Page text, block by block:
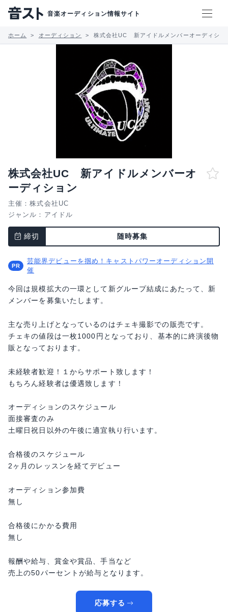
音楽オーディション情報サイト
ホーム オーディション 株式会社UC 新アイドルメンバーオーディショ
株式会社UC 新アイドルメンバーオ
ーディション
主催：株式会社UC
ジャンル： アイドル
締切 随時募集
芸能界デビューを掴め！キャストパワーオーディション開
催
今回は規模拡大の一環として新グループ結成にあたって、新
メンバーを募集いたします。
主な売り上げとなっているのはチェキ撮影での販売です。
チェキの値段は一枚1000円となっており、基本的に終演後物
販となっております。
未経験者歓迎！１からサポート致します！
もちろん経験者は優遇致します！
オーディションのスケジュール
面接審査のみ
土曜日祝日以外の午後に適宜執り行います。
合格後のスケジュール
2ヶ月のレッスンを経てデビュー
オーディション参加費
無し
合格後にかかる費用
無し
報酬や給与、賞金や賞品、手当など
売上の50パーセントが給与となります。
応募する